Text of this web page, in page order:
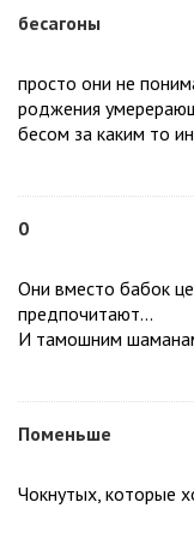
бесагоны
просто они не
роджения
бесом за каким то
0
Они вместо бабок
предпочитают...
И тамошним
Поменьше
Чокнутых, которые